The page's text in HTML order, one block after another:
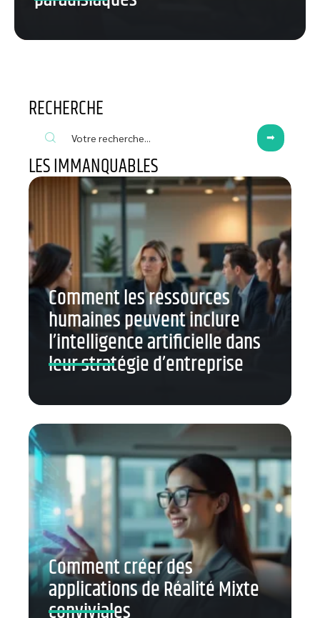
RECHERCHE
LES IMMANQUABLES
Comment les ressources
humaines peuvent inclure
l’intelligence artificielle dans
leur stratégie d’entreprise
Comment créer des
applications de Réalité Mixte